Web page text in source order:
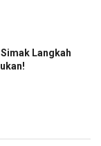
Langkah